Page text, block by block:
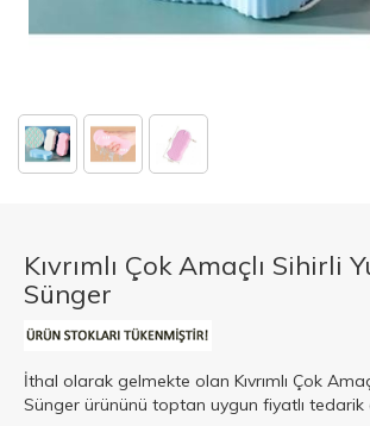
Kıvrımlı Çok Amaçlı Sihirli
Sünger
İthal olarak gelmekte olan Kıvrımlı Çok
Sünger ürününü toptan uygun fiyatlı tedarik